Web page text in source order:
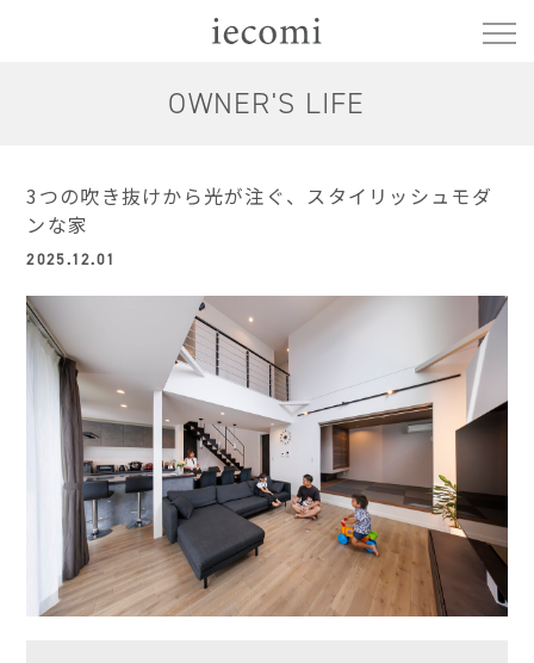
OWNER'S LIFE
3つの吹き抜けから光が注ぐ、スタイリッシュモダ
ンな家
2025.12.01